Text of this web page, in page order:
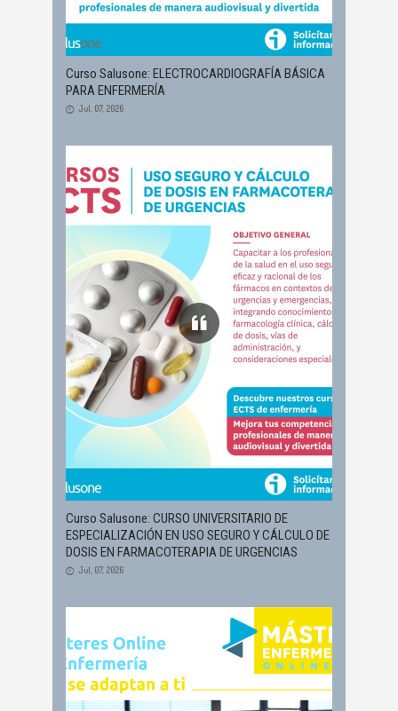
Curso Salusone: ELECTROCARDIOGRAFÍA BÁSICA
PARA ENFERMERÍA
Jul, 07, 2026
Curso Salusone: CURSO UNIVERSITARIO DE
ESPECIALIZACIÓN EN USO SEGURO Y CÁLCULO DE
DOSIS EN FARMACOTERAPIA DE URGENCIAS
Jul, 07, 2026